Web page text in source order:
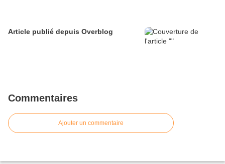
Article publié depuis Overblog
Commentaires
Ajouter un commentaire